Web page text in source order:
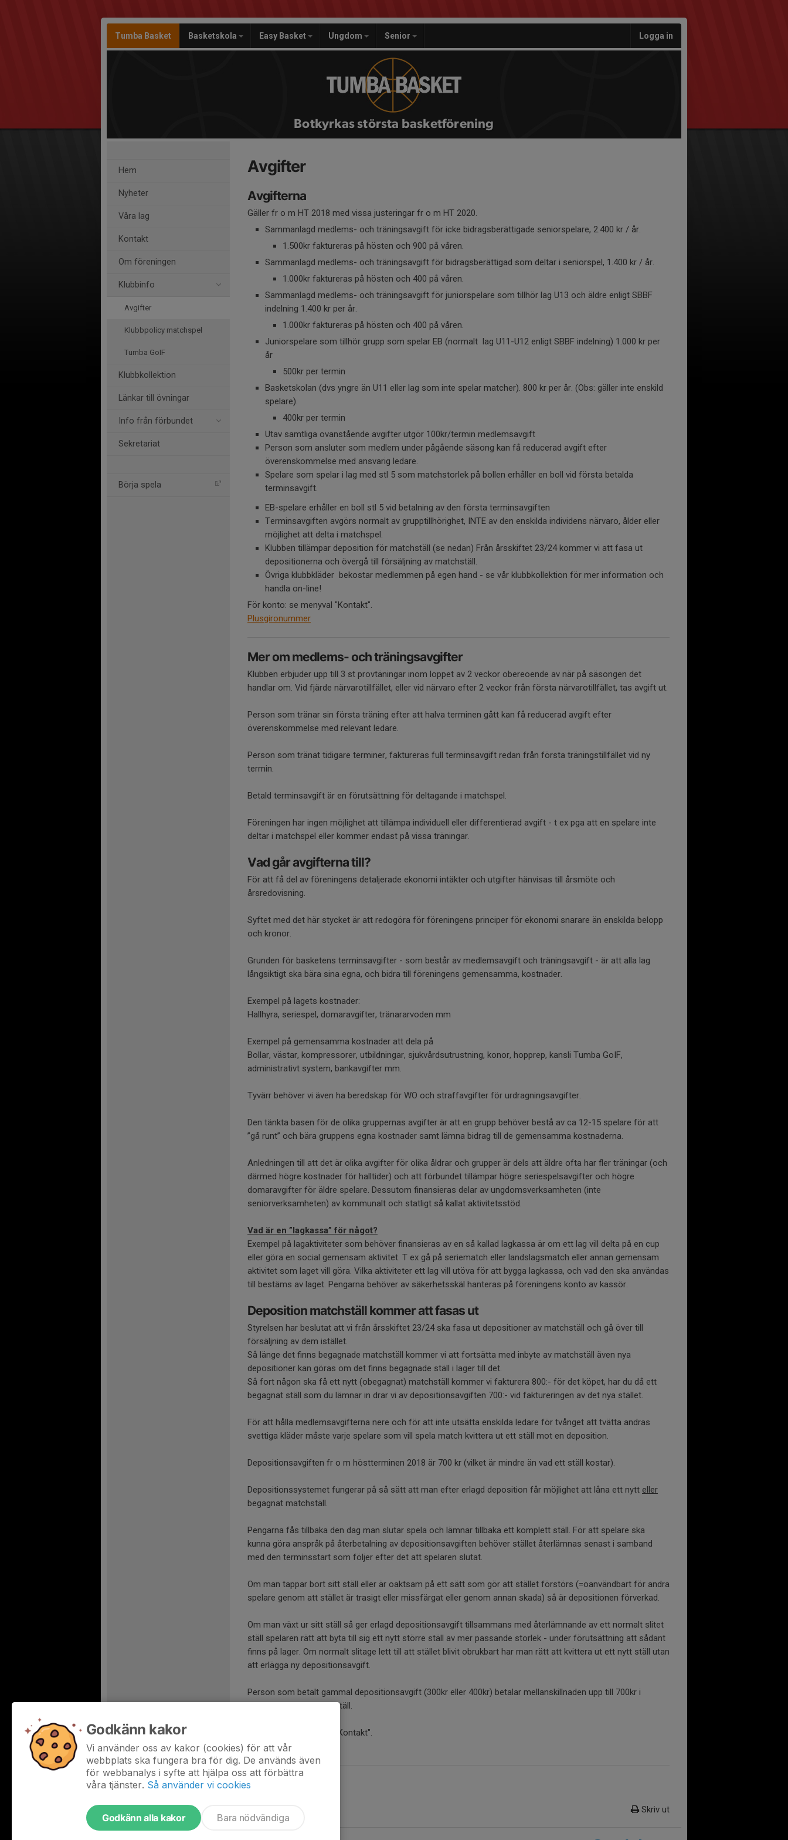
Tumba Basket Basketskola Easy Basket Ungdom Senior Logga in
Botkyrkas största basketförening
Hem
Nyheter
Våra lag
Kontakt
Om föreningen
Klubbinfo
Avgifter
Klubbpolicy matchspel
Tumba GoIF
Klubbkollektion
Länkar till övningar
Info från förbundet
Sekretariat
Börja spela
Avgifter
Avgifterna
Gäller fr o m HT 2018 med vissa justeringar fr o m HT 2020.
Sammanlagd medlems- och träningsavgift för icke bidragsberättigade seniorspelare, 2.400 kr / år.
1.500kr faktureras på hösten och 900 på våren.
Sammanlagd medlems- och träningsavgift för bidragsberättigad som deltar i seniorspel, 1.400 kr / år.
1.000kr faktureras på hösten och 400 på våren.
Sammanlagd medlems- och träningsavgift för juniorspelare som tillhör lag U13 och äldre enligt SBBF
indelning 1.400 kr per år.
1.000kr faktureras på hösten och 400 på våren.
Juniorspelare som tillhör grupp som spelar EB (normalt lag U11-U12 enligt SBBF indelning) 1.000 kr per
år
500kr per termin
Basketskolan (dvs yngre än U11 eller lag som inte spelar matcher). 800 kr per år. (Obs: gäller inte enskild
spelare).
400kr per termin
Utav samtliga ovanstående avgifter utgör 100kr/termin medlemsavgift
Person som ansluter som medlem under pågående säsong kan få reducerad avgift efter
överenskommelse med ansvarig ledare.
Spelare som spelar i lag med stl 5 som matchstorlek på bollen erhåller en boll vid första betalda
terminsavgift.
EB-spelare erhåller en boll stl 5 vid betalning av den första terminsavgiften
Terminsavgiften avgörs normalt av grupptillhörighet, INTE av den enskilda individens närvaro, ålder eller
möjlighet att delta i matchspel.
Klubben tillämpar deposition för matchställ (se nedan) Från årsskiftet 23/24 kommer vi att fasa ut
depositionerna och övergå till försäljning av matchställ.
Övriga klubbkläder bekostar medlemmen på egen hand - se vår klubbkollektion för mer information och
handla on-line!
För konto: se menyval "Kontakt".
Plusgironummer
Mer om medlems- och träningsavgifter
Klubben erbjuder upp till 3 st provtäningar inom loppet av 2 veckor obereoende av när på säsongen det
handlar om. Vid fjärde närvarotillfället, eller vid närvaro efter 2 veckor från första närvarotillfället, tas avgift ut.
Person som tränar sin första träning efter att halva terminen gått kan få reducerad avgift efter
överenskommelse med relevant ledare.
Person som tränat tidigare terminer, faktureras full terminsavgift redan från första träningstillfället vid ny
termin.
Betald terminsavgift är en förutsättning för deltagande i matchspel.
Föreningen har ingen möjlighet att tillämpa individuell eller differentierad avgift - t ex pga att en spelare inte
deltar i matchspel eller kommer endast på vissa träningar.
Vad går avgifterna till?
För att få del av föreningens detaljerade ekonomi intäkter och utgifter hänvisas till årsmöte och
årsredovisning.
Syftet med det här stycket är att redogöra för föreningens principer för ekonomi snarare än enskilda belopp
och kronor.
Grunden för basketens terminsavgifter - som består av medlemsavgift och träningsavgift - är att alla lag
långsiktigt ska bära sina egna, och bidra till föreningens gemensamma, kostnader.
Exempel på lagets kostnader:
Hallhyra, seriespel, domaravgifter, tränararvoden mm
Exempel på gemensamma kostnader att dela på
Bollar, västar, kompressorer, utbildningar, sjukvårdsutrustning, konor, hopprep, kansli Tumba GoIF,
administrativt system, bankavgifter mm.
Tyvärr behöver vi även ha beredskap för WO och straffavgifter för urdragningsavgifter.
Den tänkta basen för de olika gruppernas avgifter är att en grupp behöver bestå av ca 12-15 spelare för att
”gå runt” och bära gruppens egna kostnader samt lämna bidrag till de gemensamma kostnaderna.
Anledningen till att det är olika avgifter för olika åldrar och grupper är dels att äldre ofta har fler träningar (och
därmed högre kostnader för halltider) och att förbundet tillämpar högre seriespelsavgifter och högre
domaravgifter för äldre spelare. Dessutom finansieras delar av ungdomsverksamheten (inte
seniorverksamheten) av kommunalt och statligt så kallat aktivitetsstöd.
Vad är en ”lagkassa” för något?
Exempel på lagaktiviteter som behöver finansieras av en så kallad lagkassa är om ett lag vill delta på en cup
eller göra en social gemensam aktivitet. T ex gå på seriematch eller landslagsmatch eller annan gemensam
aktivitet som laget vill göra. Vilka aktiviteter ett lag vill utöva för att bygga lagkassa, och vad den ska användas
till bestäms av laget. Pengarna behöver av säkerhetsskäl hanteras på föreningens konto av kassör.
Deposition matchställ kommer att fasas ut
Styrelsen har beslutat att vi från årsskiftet 23/24 ska fasa ut depositioner av matchställ och gå över till
försäljning av dem istället.
Så länge det finns begagnade matchställ kommer vi att fortsätta med inbyte av matchställ även nya
depositioner kan göras om det finns begagnade ställ i lager till det.
Så fort någon ska få ett nytt (obegagnat) matchställ kommer vi fakturera 800:- för det köpet, har du då ett
begagnat ställ som du lämnar in drar vi av depositionsavgiften 700:- vid faktureringen av det nya stället.
För att hålla medlemsavgifterna nere och för att inte utsätta enskilda ledare för tvånget att tvätta andras
svettiga kläder måste varje spelare som vill spela match kvittera ut ett ställ mot en deposition.
Depositionsavgiften fr o m höstterminen 2018 är 700 kr (vilket är mindre än vad ett ställ kostar).
Depositionssystemet fungerar på så sätt att man efter erlagd deposition får möjlighet att låna ett nytt eller
begagnat matchställ.
Pengarna fås tillbaka den dag man slutar spela och lämnar tillbaka ett komplett ställ. För att spelare ska
kunna göra anspråk på återbetalning av depositionsavgiften behöver stället återlämnas senast i samband
med den terminsstart som följer efter det att spelaren slutat.
Om man tappar bort sitt ställ eller är oaktsam på ett sätt som gör att stället förstörs (=oanvändbart för andra
spelare genom att stället är trasigt eller missfärgat eller genom annan skada) så är depositionen förverkad.
Om man växt ur sitt ställ så ger erlagd depositionsavgift tillsammans med återlämnande av ett normalt slitet
ställ spelaren rätt att byta till sig ett nytt större ställ av mer passande storlek - under förutsättning att sådant
finns på lager. Om normalt slitage lett till att stället blivit obrukbart har man rätt att kvittera ut ett nytt ställ utan
att erlägga ny depositionsavgift.
Person som betalt gammal depositionsavgift (300kr eller 400kr) betalar mellanskillnaden upp till 700kr i
samband med byte av ställ.
För konto: se menyval "Kontakt".
Plusgironummer
Skriv ut
Godkänn kakor
Vi använder oss av kakor (cookies) för att vår
webbplats ska fungera bra för dig. De används även
för webbanalys i syfte att hjälpa oss att förbättra
våra tjänster. Så använder vi cookies
Godkänn alla kakor Bara nödvändiga